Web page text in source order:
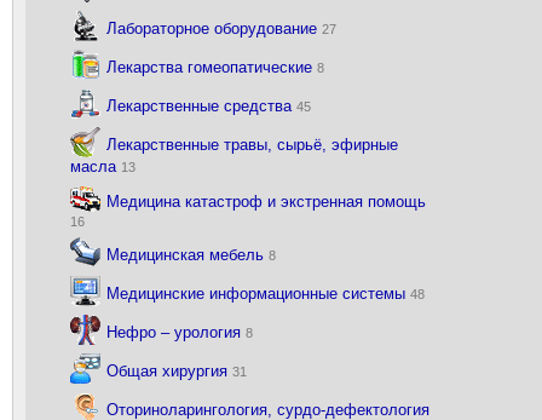
Лабораторное оборудование 27
Лекарства гомеопатические 8
Лекарственные средства 45
Лекарственные травы, сырьё, эфирные
масла 13
Медицина катастроф и экстренная помощь
16
Медицинская мебель 8
Медицинские информационные системы 48
Нефро – урология 8
Общая хирургия 31
Оториноларингология, сурдо-дефектология